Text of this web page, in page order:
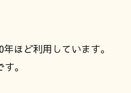
ほど利用しています。
。